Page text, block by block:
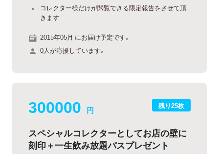
コレクター様だけが閲覧できる限定報告をさせて頂
きます
2015年05月 にお届け予定です。
0人が応援しています。
残り25枚
300000 円
スペシャルコレクターとしてお店の壁に
刻印＋一生飲み放題パスプレゼント